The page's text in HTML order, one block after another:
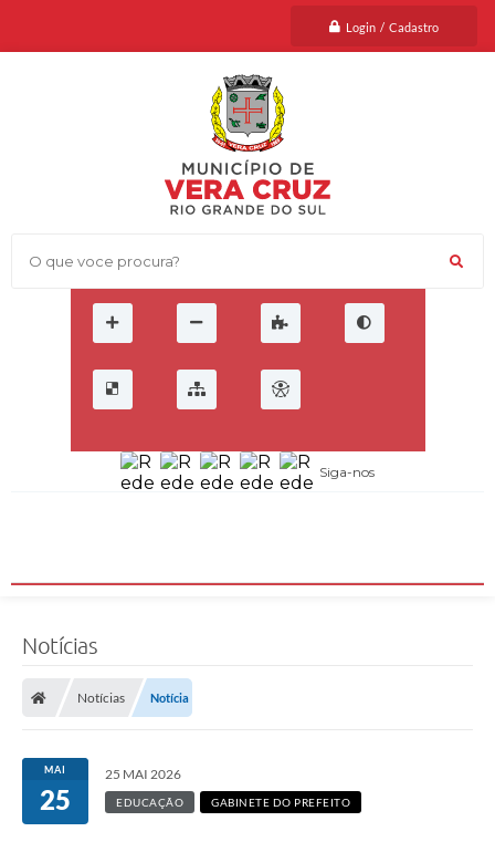
Login / Cadastro
O que voce procura?
Siga-nos
Notícias
Notícias Notícia
MAI
25
25 MAI 2026
EDUCAÇÃO GABINETE DO PREFEITO